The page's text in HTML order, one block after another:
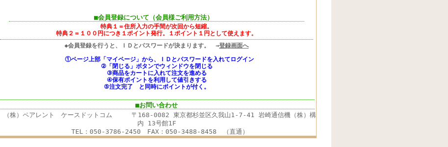
■会員登録について（会員様ご利用方法）
特典１＝住所入力の手間が次回から短縮。
特典２＝１００円につき１ポイント発行。１ポイント１円として使えます。
◆会員登録を行うと、ＩＤとパスワードが決まります。 →登録画面へ
①ページ上部「マイページ」から、ＩＤとパスワードを入れてログイン
②「閉じる」ボタンでウィンドウを閉じる
③商品をカートに入れて注文を進める
④保有ポイントを利用して値引きする
⑤注文完了 と同時にポイントが付く。
■お問い合わせ
（株）ペアレント ケースドットコム 〒168-0082 東京都杉並区久我山1-7-41 岩崎通信機（株）構
内 13号館1F
TEL：050-3786-2450 FAX：050-3488-8458 （直通）